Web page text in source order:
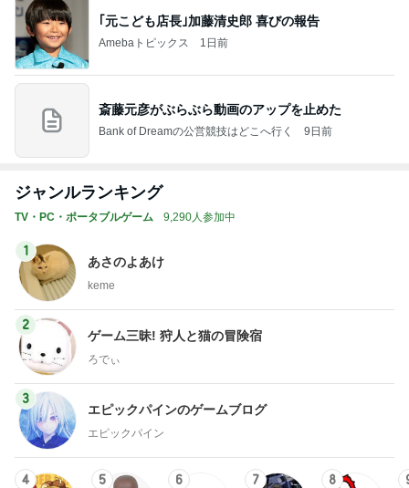
｢元こども店長｣加藤清史郎 喜びの報告
Amebaトピックス 1日前
斎藤元彦がぶらぶら動画のアップを止めた
Bank of Dreamの公営競技はどこへ行く 9日前
ジャンルランキング
TV・PC・ポータブルゲーム 9,290人参加中
1
あさのよあけ
keme
2
ゲーム三昧! 狩人と猫の冒険宿
ろでぃ
3
エピックパインのゲームブログ
エピックパイン
4 5 6 7 8